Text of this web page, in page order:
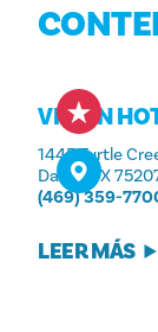
VIRGIN
1445 Turtle
Dallas, TX
(469) 359-
LEER MÁS